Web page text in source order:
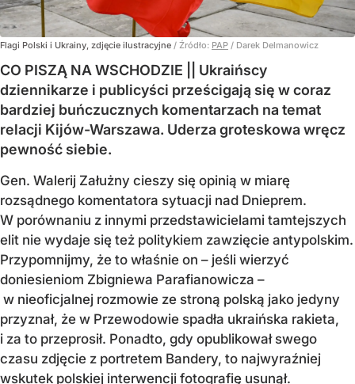
Flagi Polski i Ukrainy, zdjęcie ilustracyjne / Źródło: PAP / Darek Delmanowicz
CO PISZĄ NA WSCHODZIE || Ukraińscy
dziennikarze i publicyści prześcigają się w coraz
bardziej buńczucznych komentarzach na temat
relacji Kijów-Warszawa. Uderza groteskowa wręcz
pewność siebie.
Gen. Walerij Załużny cieszy się opinią w miarę
rozsądnego komentatora sytuacji nad Dnieprem.
W porównaniu z innymi przedstawicielami tamtejszych
elit nie wydaje się też politykiem zawzięcie antypolskim.
Przypomnijmy, że to właśnie on – jeśli wierzyć
doniesieniom Zbigniewa Parafianowicza –
w nieoficjalnej rozmowie ze stroną polską jako jedyny
przyznał, że w Przewodowie spadła ukraińska rakieta,
i za to przeprosił. Ponadto, gdy opublikował swego
czasu zdjęcie z portretem Bandery, to najwyraźniej
wskutek polskiej interwencji fotografię usunął.